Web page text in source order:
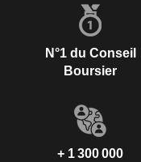
N°1 du Conseil
Boursier
+ 1 300 000